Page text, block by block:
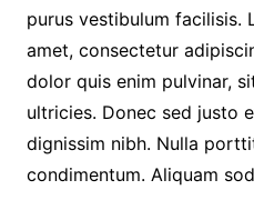
purus vestibulum facilisis.
amet, consectetur
dolor quis enim pulvinar,
ultricies. Donec sed justo
dignissim nibh. Nulla
condimentum. Aliquam